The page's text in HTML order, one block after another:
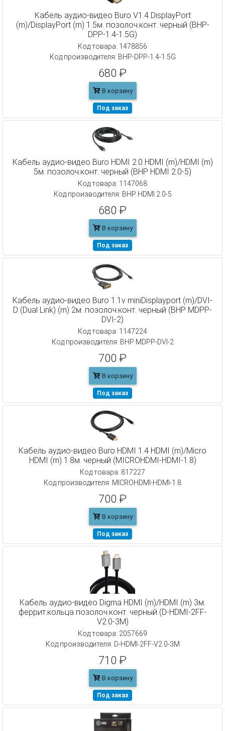
Кабель аудио-видео Buro V1.4 DisplayPort
(m)/DisplayPort (m) 1.5м. позолоч.конт. черный (BHP-
DPP-1.4-1.5G)
Код товара: 1478856
Код производителя: BHP-DPP-1.4-1.5G
680 ₽
В корзину
Под заказ
Кабель аудио-видео Buro HDMI 2.0 HDMI (m)/HDMI (m)
5м. позолоч.конт. черный (BHP HDMI 2.0-5)
Код товара: 1147068
Код производителя: BHP HDMI 2.0-5
680 ₽
В корзину
Под заказ
Кабель аудио-видео Buro 1.1v miniDisplayport (m)/DVI-
D (Dual Link) (m) 2м. позолоч.конт. черный (BHP MDPP-
DVI-2)
Код товара: 1147224
Код производителя: BHP MDPP-DVI-2
700 ₽
В корзину
Под заказ
Кабель аудио-видео Buro HDMI 1.4 HDMI (m)/Micro
HDMI (m) 1.8м. черный (MICROHDMI-HDMI-1.8)
Код товара: 817227
Код производителя: MICROHDMI-HDMI-1.8
700 ₽
В корзину
Под заказ
Кабель аудио-видео Digma HDMI (m)/HDMI (m) 3м.
феррит.кольца позолоч.конт. черный (D-HDMI-2FF-
V2.0-3M)
Код товара: 2057669
Код производителя: D-HDMI-2FF-V2.0-3M
710 ₽
В корзину
Под заказ